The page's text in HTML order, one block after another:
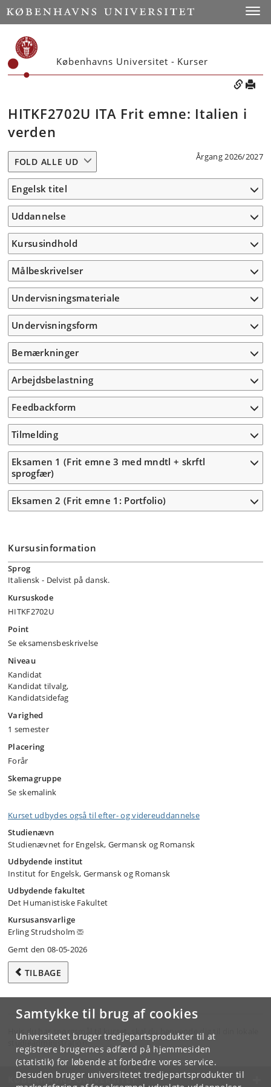
Samtykke til brug af cookies
Universitetet bruger tredjepartsprodukter til at
registrere brugernes adfærd på hjemmesiden
(statistik) for løbende at forbedre vores service.
Desuden bruger universitetet tredjepartsprodukter til
Københavns Universitet - Kurser
HITKF2702U ITA Frit emne: Italien i
verden
Årgang 2026/2027
FOLD ALLE UD
Engelsk titel
Uddannelse
Kursusindhold
Målbeskrivelser
Undervisningsmateriale
Undervisningsform
Bemærkninger
Arbejdsbelastning
Feedbackform
Tilmelding
Eksamen 1 (Frit emne 3 med mndtl + skrftl
sprogfær)
Eksamen 2 (Frit emne 1: Portfolio)
Kursusinformation
Sprog
Italiensk - Delvist på dansk.
Kursuskode
HITKF2702U
Point
Se eksamensbeskrivelse
Niveau
Kandidat
Kandidat tilvalg,
Kandidatsidefag
Varighed
1 semester
Placering
Forår
Skemagruppe
Se skemalink
Kurset udbydes også til efter- og videreuddannelse
Studienævn
Studienævnet for Engelsk, Germansk og Romansk
Udbydende institut
Institut for Engelsk, Germansk og Romansk
Udbydende fakultet
Det Humanistiske Fakultet
Kursusansvarlige
Erling Strudsholm
Gemt den 08-05-2026
TILBAGE
Hvis du har spørgsmål til kurset, skal du henvende dig til din lokale
studieadministration.
KØBENHAVNS UNIVERSITET